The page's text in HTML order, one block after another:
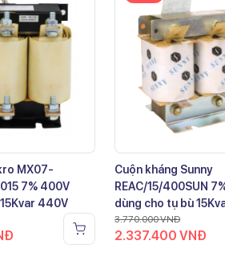
MX07-
7% 400V
440V
Cuộn kháng Sunny
REAC/15/400SUN
dùng cho tụ bù
3.770.000VNĐ
2.337.400VNĐ